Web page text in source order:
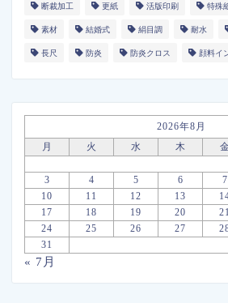
断裁加工 更紙 活版印刷 特殊
素材 結婚式 絹目調 耐水
長尺 防炎 防炎クロス 顔料イ
2026年8月
月
火 水 木
3
4 5 6 7
10
11 12 13
17
18 19 20 21
24
25 26 27
31
« 7月